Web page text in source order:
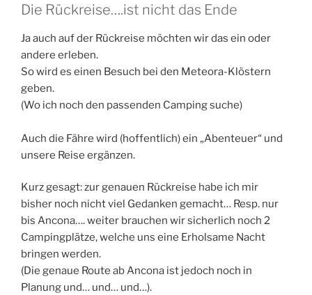
Die Rückreise….ist nicht das Ende
Ja auch auf der Rückreise möchten wir das ein oder
andere erleben.
So wird es einen Besuch bei den Meteora-Klöstern
geben.
(Wo ich noch den passenden Camping suche)
Auch die Fähre wird (hoffentlich) ein „Abenteuer“ und
unsere Reise ergänzen.
Kurz gesagt: zur genauen Rückreise habe ich mir
bisher noch nicht viel Gedanken gemacht… Resp. nur
bis Ancona…. weiter brauchen wir sicherlich noch 2
Campingplätze, welche uns eine Erholsame Nacht
bringen werden.
(Die genaue Route ab Ancona ist jedoch noch in
Planung und… und… und…).